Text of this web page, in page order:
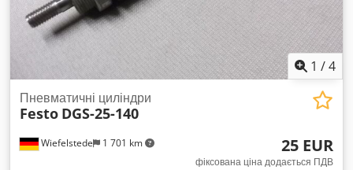
1 /4
Wiefelstede 1 701 km
Пневматичні циліндри
Festo DGS-25-140
25 EUR
фіксована ціна додається ПДВ